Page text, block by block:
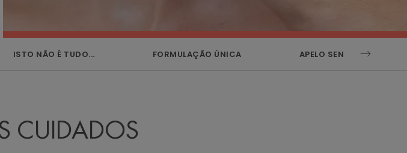
ISTO NÃO É TUDO... FORMULAÇÃO ÚNICA APELO SENSORIAL
CUIDADOS